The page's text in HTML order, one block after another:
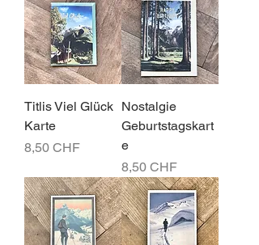
Titlis Viel Glück
Karte
Preis
8,50 CHF
Nostalgie
Geburtstagskart
e
Preis
8,50 CHF